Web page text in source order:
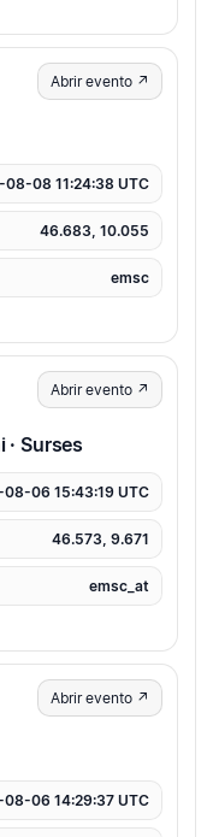
Abrir evento ↗
08-08 11:24:38 UTC
46.683, 10.055
emsc
Abrir evento ↗
Surses
06 15:43:19 UTC
46.573, 9.671
emsc_at
Abrir evento ↗
06 14:29:37 UTC